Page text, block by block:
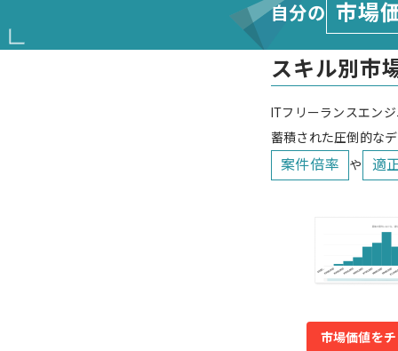
自分の 市場
スキル別市
ITフリーランスエン
蓄積された圧倒的な
案件倍率 や 適
市場価値を